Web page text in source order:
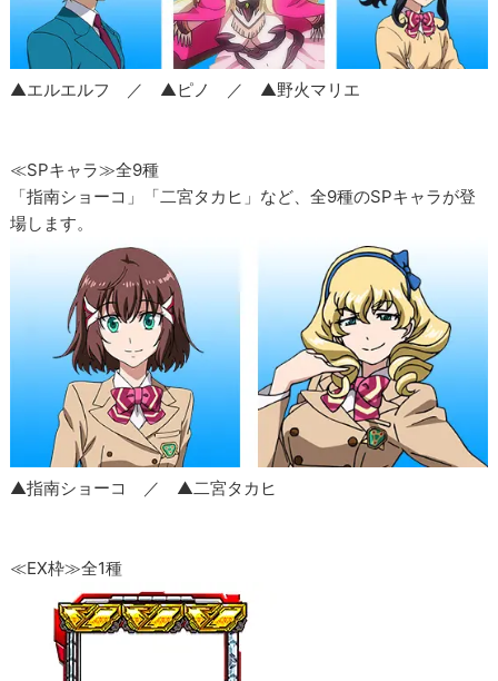
▲エルエルフ ／ ▲ピノ ／ ▲野火マリエ
≪SPキャラ≫全9種
「指南ショーコ」「二宮タカヒ」など、全9種のSPキャラが登
場します。
▲指南ショーコ ／ ▲二宮タカヒ
≪EX枠≫全1種